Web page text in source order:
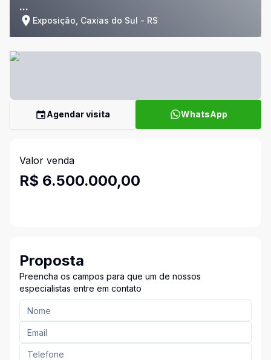
...
Exposição, Caxias do Sul - RS
Agendar visita WhatsApp
Valor venda
R$ 6.500.000,00
Proposta
Preencha os campos para que um de nossos
especialistas entre em contato